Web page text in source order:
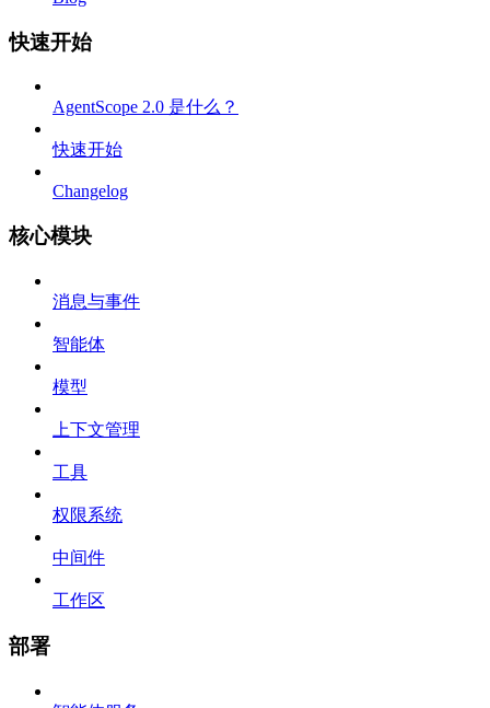
快速开始
AgentScope 2.0 是什么？
快速开始
Changelog
核心模块
消息与事件
智能体
模型
上下文管理
工具
权限系统
中间件
工作区
部署